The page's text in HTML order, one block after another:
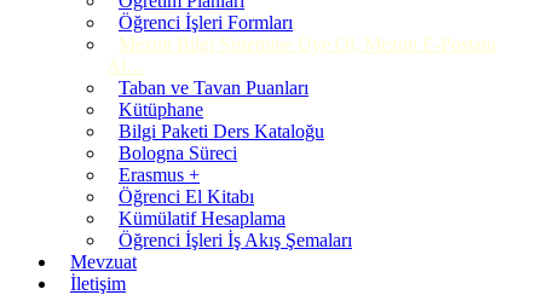
Öğrenci İşleri Formları
Mezun Bilgi Sistemine Üye Ol, Mezun E-Postanı
Al…
Taban ve Tavan Puanları
Kütüphane
Bilgi Paketi Ders Kataloğu
Bologna Süreci
Erasmus +
Öğrenci El Kitabı
Kümülatif Hesaplama
Öğrenci İşleri İş Akış Şemaları
Mevzuat
İletişim